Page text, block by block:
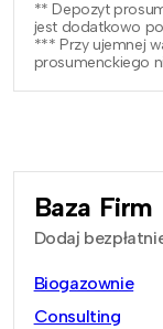
** Depozyt
jest dodatkowo
*** Przy ujemnej
prosumenckiego
Baza Firm
Dodaj
Biogazownie
Consulting